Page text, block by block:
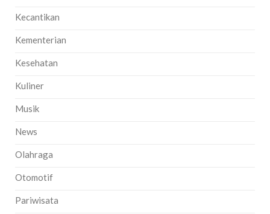
Kecantikan
Kementerian
Kesehatan
Kuliner
Musik
News
Olahraga
Otomotif
Pariwisata